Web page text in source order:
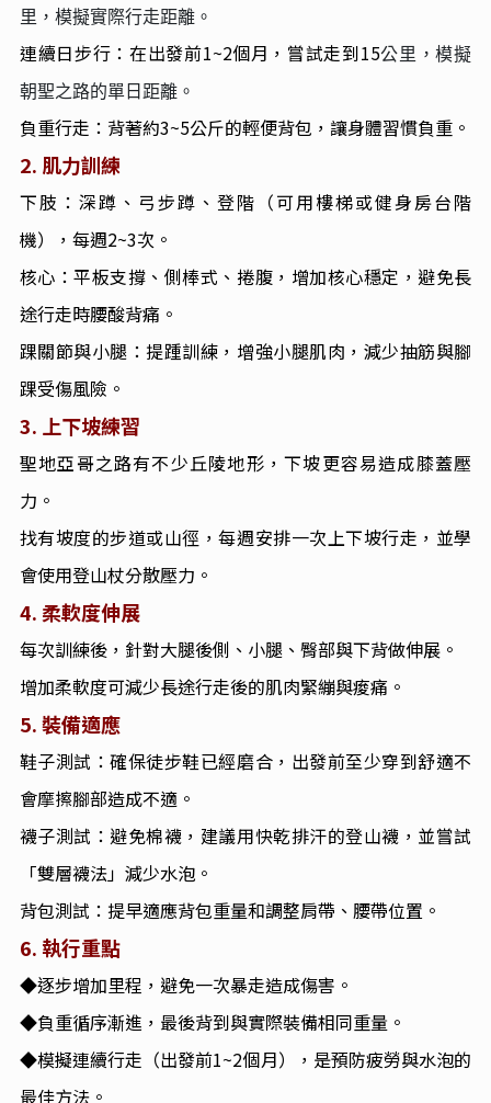
里，模擬實際行走距離。
連續日步行：在出發前1~2個月，嘗試走到15公里，模擬
朝聖之路的單日距離。
負重行走：背著約3~5公斤的輕便背包，讓身體習慣負重。
2. 肌力訓練
下肢：深蹲、弓步蹲、登階（可用樓梯或健身房台階
機），每週2~3次。
核心：平板支撐、側棒式、捲腹，增加核心穩定，避免長
途行走時腰酸背痛。
踝關節與小腿：提踵訓練，增強小腿肌肉，減少抽筋與腳
踝受傷風險。
3. 上下坡練習
聖地亞哥之路有不少丘陵地形，下坡更容易造成膝蓋壓
力。
找有坡度的步道或山徑，每週安排一次上下坡行走，並學
會使用登山杖分散壓力。
4. 柔軟度伸展
每次訓練後，針對大腿後側、小腿、臀部與下背做伸展。
增加柔軟度可減少長途行走後的肌肉緊繃與痠痛。
5.裝備適應
鞋子測試：確保徒步鞋已經磨合，出發前至少穿到舒適不
會摩擦腳部造成不適。
襪子測試：避免棉襪，建議用快乾排汗的登山襪，並嘗試
「雙層襪法」減少水泡。
背包測試：提早適應背包重量和調整肩帶、腰帶位置。
6. 執行重點
◆逐步增加里程，避免一次暴走造成傷害。
◆負重循序漸進，最後背到與實際裝備相同重量。
◆模擬連續行走（出發前1~2個月），是預防疲勞與水泡的
最佳方法。